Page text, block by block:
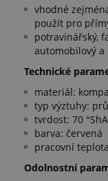
vhodné
použít pro
potravinářský,
automobilový a
Technické
materiál:
typ výztuhy:
tvrdost: 70 °ShA
barva: červená
pracovní
Odolnostní